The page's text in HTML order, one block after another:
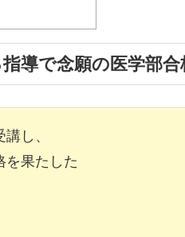
導で念願の医学部合
し、
を果たした